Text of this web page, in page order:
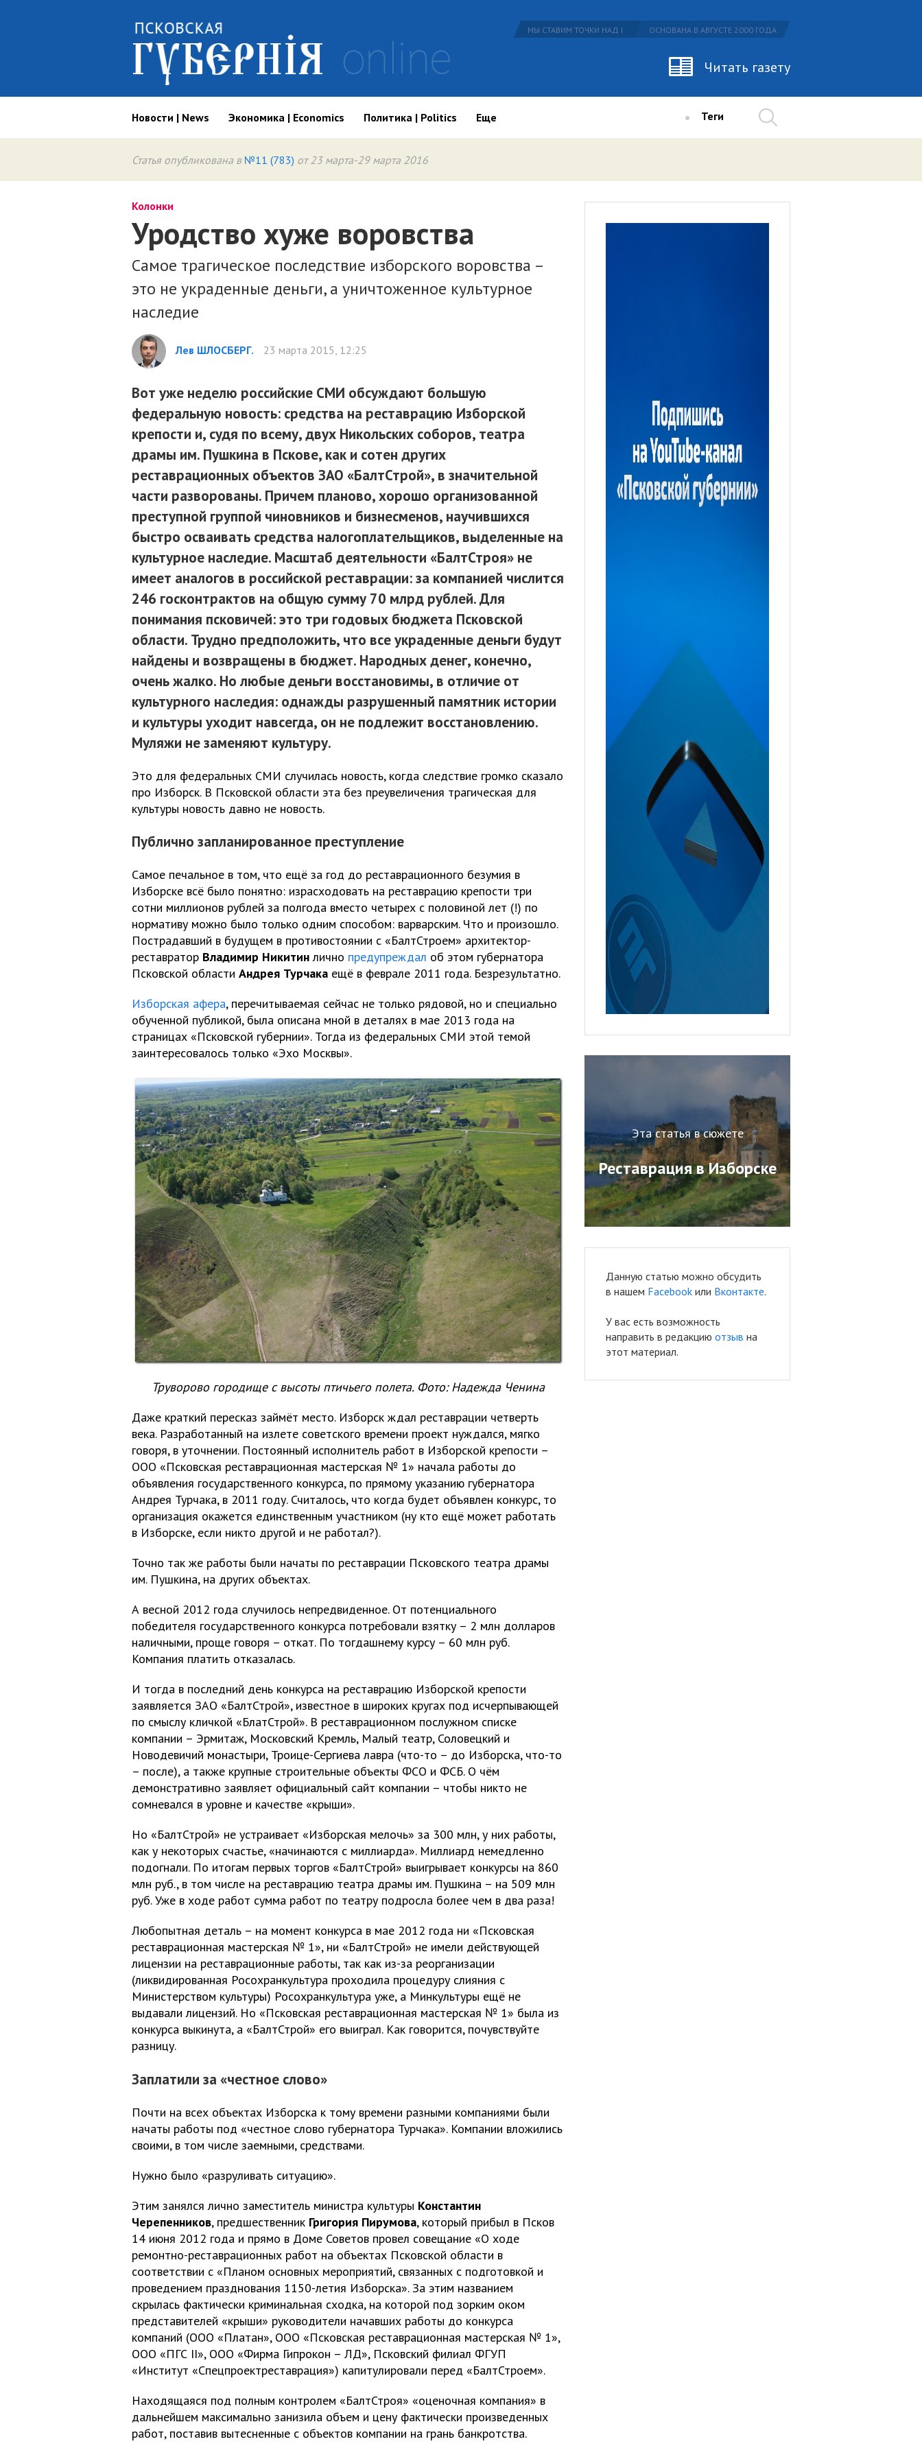
МЫ СТАВИМ ТОЧКИ НАД I ОСНОВАНА В АВГУСТЕ 2000 ГОДА
Читать газету
Новости | News Экономика | Economics Политика | Politics Еще Теги
Статья опубликована в №11 (783) от 23 марта-29 марта 2016
Колонки
Уродство хуже воровства
Самое трагическое последствие изборского воровства –
это не украденные деньги, а уничтоженное культурное
наследие
Лев ШЛОСБЕРГ. 23 марта 2015, 12:25
Вот уже неделю российские СМИ обсуждают большую
федеральную новость: средства на реставрацию Изборской
крепости и, судя по всему, двух Никольских соборов, театра
драмы им. Пушкина в Пскове, как и сотен других
реставрационных объектов ЗАО «БалтСтрой», в значительной
части разворованы. Причем планово, хорошо организованной
преступной группой чиновников и бизнесменов, научившихся
быстро осваивать средства налогоплательщиков, выделенные на
культурное наследие. Масштаб деятельности «БалтСтроя» не
имеет аналогов в российской реставрации: за компанией числится
246 госконтрактов на общую сумму 70 млрд рублей. Для
понимания псковичей: это три годовых бюджета Псковской
области. Трудно предположить, что все украденные деньги будут
найдены и возвращены в бюджет. Народных денег, конечно,
очень жалко. Но любые деньги восстановимы, в отличие от
культурного наследия: однажды разрушенный памятник истории
и культуры уходит навсегда, он не подлежит восстановлению.
Муляжи не заменяют культуру.
Это для федеральных СМИ случилась новость, когда следствие громко сказало
про Изборск. В Псковской области эта без преувеличения трагическая для
культуры новость давно не новость.
Публично запланированное преступление
Самое печальное в том, что ещё за год до реставрационного безумия в
Изборске всё было понятно: израсходовать на реставрацию крепости три
сотни миллионов рублей за полгода вместо четырех с половиной лет (!) по
нормативу можно было только одним способом: варварским. Что и произошло.
Пострадавший в будущем в противостоянии с «БалтСтроем» архитектор-
реставратор Владимир Никитинлично предупреждал об этом губернатора
Псковской области Андрея Турчака ещё в феврале 2011 года. Безрезультатно.
Изборская афера, перечитываемая сейчас не только рядовой, но и специально
обученной публикой, была описана мной в деталях в мае 2013 года на
страницах «Псковской губернии». Тогда из федеральных СМИ этой темой
заинтересовалось только «Эхо Москвы».
Труворово городище с высоты птичьего полета. Фото: Надежда Ченина
Даже краткий пересказ займёт место. Изборск ждал реставрации четверть
века. Разработанный на излете советского времени проект нуждался, мягко
говоря, в уточнении. Постоянный исполнитель работ в Изборской крепости –
ООО «Псковская реставрационная мастерская № 1» начала работы до
объявления государственного конкурса, по прямому указанию губернатора
Андрея Турчака, в 2011 году. Считалось, что когда будет объявлен конкурс, то
организация окажется единственным участником (ну кто ещё может работать
в Изборске, если никто другой и не работал?).
Точно так же работы были начаты по реставрации Псковского театра драмы
им. Пушкина, на других объектах.
А весной 2012 года случилось непредвиденное. От потенциального
победителя государственного конкурса потребовали взятку – 2 млн долларов
наличными, проще говоря – откат. По тогдашнему курсу – 60 млн руб.
Компания платить отказалась.
И тогда в последний день конкурса на реставрацию Изборской крепости
заявляется ЗАО «БалтСтрой», известное в широких кругах под исчерпывающей
по смыслу кличкой «БлатСтрой». В реставрационном послужном списке
компании – Эрмитаж, Московский Кремль, Малый театр, Соловецкий и
Новодевичий монастыри, Троице-Сергиева лавра (что-то – до Изборска, что-то
– после), а также крупные строительные объекты ФСО и ФСБ. О чём
демонстративно заявляет официальный сайт компании – чтобы никто не
сомневался в уровне и качестве «крыши».
Но «БалтСтрой» не устраивает «Изборская мелочь» за 300 млн, у них работы,
как у некоторых счастье, «начинаются с миллиарда». Миллиард немедленно
подогнали. По итогам первых торгов «БалтСтрой» выигрывает конкурсы на 860
млн руб., в том числе на реставрацию театра драмы им. Пушкина – на 509 млн
руб. Уже в ходе работ сумма работ по театру подросла более чем в два раза!
Любопытная деталь – на момент конкурса в мае 2012 года ни «Псковская
реставрационная мастерская № 1», ни «БалтСтрой» не имели действующей
лицензии на реставрационные работы, так как из-за реорганизации
(ликвидированная Росохранкультура проходила процедуру слияния с
Министерством культуры) Росохранкультура уже, а Минкультуры ещё не
выдавали лицензий. Но «Псковская реставрационная мастерская № 1» была из
конкурса выкинута, а «БалтСтрой» его выиграл. Как говорится, почувствуйте
разницу.
Заплатили за «честное слово»
Почти на всех объектах Изборска к тому времени разными компаниями были
начаты работы под «честное слово губернатора Турчака». Компании вложились
своими, в том числе заемными, средствами.
Нужно было «разруливать ситуацию».
Этим занялся лично заместитель министра культуры Константин
Черепенников, предшественник Григория Пирумова, который прибыл в Псков
14 июня 2012 года и прямо в Доме Советов провел совещание «О ходе
ремонтно-реставрационных работ на объектах Псковской области в
соответствии с «Планом основных мероприятий, связанных с подготовкой и
проведением празднования 1150-летия Изборска». За этим названием
скрылась фактически криминальная сходка, на которой под зорким оком
представителей «крыши» руководители начавших работы до конкурса
компаний (ООО «Платан», ООО «Псковская реставрационная мастерская № 1»,
ООО «ПГС II», ООО «Фирма Гипрокон – ЛД», Псковский филиал ФГУП
«Институт «Спецпроектреставрация») капитулировали перед «БалтСтроем».
Находящаяся под полным контролем «БалтСтроя» «оценочная компания» в
дальнейшем максимально занизила объем и цену фактически произведенных
работ, поставив вытесненные с объектов компании на грань банкротства.
Эта статья в сюжете
Реставрация в Изборске
Данную статью можно обсудить
в нашем Facebook или Вконтакте.
У вас есть возможность
направить в редакцию отзыв на
этот материал.